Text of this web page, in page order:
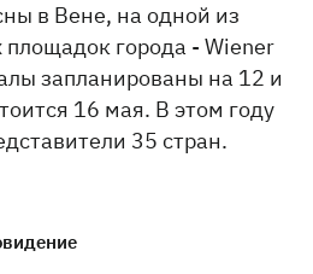
в Вене, на одной из
города - Wiener
запланированы на 12 и
16 мая. В этом году
35 стран.